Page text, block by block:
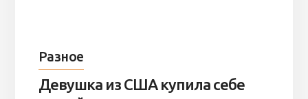
Разное
Девушка из США купила себе